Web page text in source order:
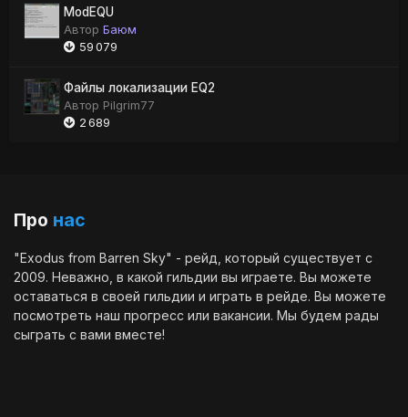
ModEQU
Автор Баюм
59 079
Файлы локализации EQ2
Автор Pilgrim77
2 689
Про нас
"Exodus from Barren Sky" - рейд, который существует с
2009. Неважно, в какой гильдии вы играете. Вы можете
оставаться в своей гильдии и играть в рейде. Вы можете
посмотреть наш прогресс или вакансии. Мы будем рады
сыграть с вами вместе!